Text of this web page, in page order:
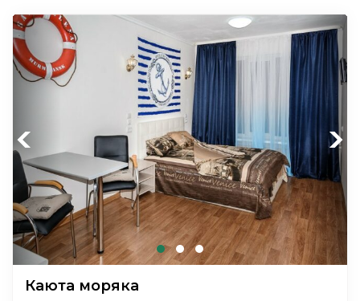
Previous Next
Каюта моряка